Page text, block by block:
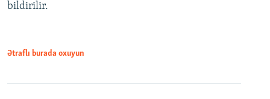
bildirilir.
Ətraflı burada oxuyun